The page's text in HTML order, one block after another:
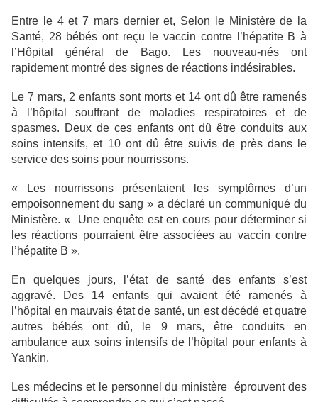
Entre le 4 et 7 mars dernier et, Selon le Ministère de la
Santé, 28 bébés ont reçu le vaccin contre l’hépatite B à
l’Hôpital général de Bago. Les nouveau-nés ont
rapidement montré des signes de réactions indésirables.
Le 7 mars, 2 enfants sont morts et 14 ont dû être ramenés
à l’hôpital souffrant de maladies respiratoires et de
spasmes. Deux de ces enfants ont dû être conduits aux
soins intensifs, et 10 ont dû être suivis de près dans le
service des soins pour nourrissons.
« Les nourrissons présentaient les symptômes d’un
empoisonnement du sang » a déclaré un communiqué du
Ministère. « Une enquête est en cours pour déterminer si
les réactions pourraient être associées au vaccin contre
l’hépatite B ».
En quelques jours, l’état de santé des enfants s’est
aggravé. Des 14 enfants qui avaient été ramenés à
l’hôpital en mauvais état de santé, un est décédé et quatre
autres bébés ont dû, le 9 mars, être conduits en
ambulance aux soins intensifs de l’hôpital pour enfants à
Yankin.
Les médecins et le personnel du ministère éprouvent des